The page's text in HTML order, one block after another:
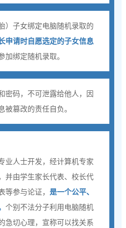
）子女绑定电脑随机录取的
申请时自愿选定的子女信息
加绑定随机录取。
密码，不可泄露给他人，因
篡改的责任自负。
业人士开发，经计算机专家
并由学生家长代表、校长代
参与论证， 是一个公平、
个别不法分子利用电脑随机
急切心理，宣称可以找关系